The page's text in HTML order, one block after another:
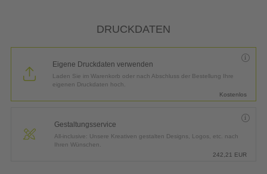
DRUCKDATEN
Eigene Druckdaten verwenden
Laden Sie im Warenkorb oder nach Abschluss der Bestellung Ihre
eigenen Druckdaten hoch.
Kostenlos
Gestaltungsservice
All-inclusive: Unsere Kreativen gestalten Designs, Logos, etc. nach
Ihren Wünschen.
242,21 EUR